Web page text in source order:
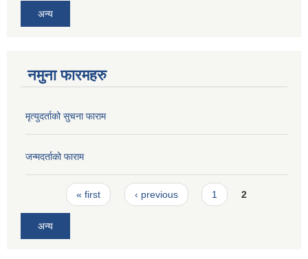
अन्य
नमुना फारमहरु
मृत्युदर्ताको सुचना फाराम
जन्मदर्ताको फाराम
Pages« first ‹ previous 1 2
अन्य